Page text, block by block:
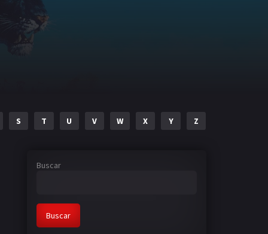
S T U V W X Y Z
Buscar
Buscar